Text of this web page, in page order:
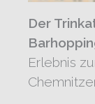
Der
Erlebnis